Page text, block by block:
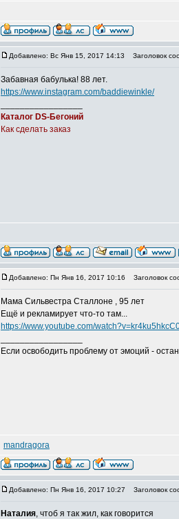
Добавлено: Вс Янв 15, 2017 14:13 Заголовок
Забавная бабулька! 88 лет.
https://www.instagram.com/baddiewinkle/
Каталог DS-Бегоний
Как сделать заказ
Добавлено: Пн Янв 16, 2017 10:16 Заголовок
Мама Сильвестра Сталлоне , 95 лет
Ещё и рекламирует что-то там...
https://www.youtube.com/
Если освободить проблему от эмоций -
mandragora
Добавлено: Пн Янв 16, 2017 10:27 Заголовок
Наталия, чтоб я так жил, как говорится